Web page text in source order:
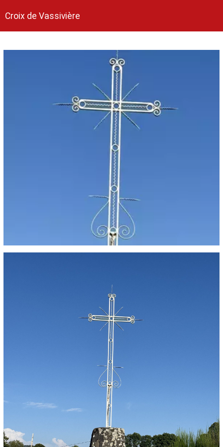
Croix de Vassivière